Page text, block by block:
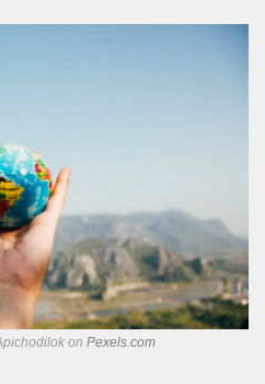
on Pexels.com